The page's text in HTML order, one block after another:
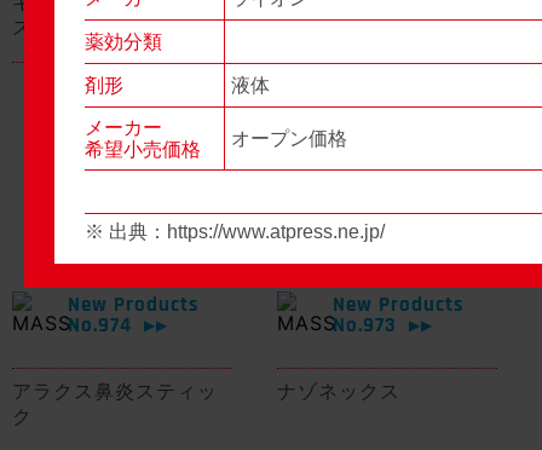
ス顆粒
New Products
No.974
▶▶
アラクス鼻炎スティッ
ク
New Products
No.973
▶▶
ナゾネックス
薬効分類
剤形 液体
メーカー
希望小売価格
オープン価格
※ 出典： https://www.atpress.ne.jp/